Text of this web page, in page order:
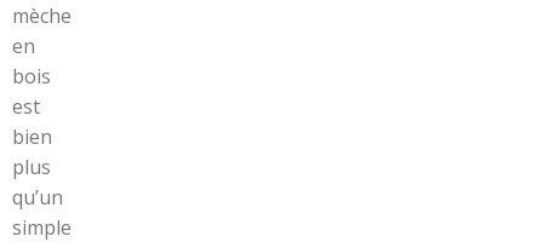
mèche
en
bois
est
bien
plus
qu’un
simple